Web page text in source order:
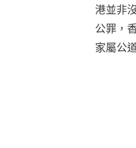
港並非
公罪，
家屬公